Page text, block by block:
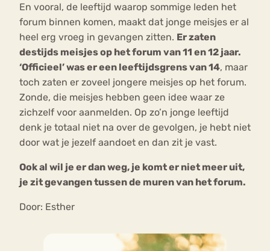
En vooral, de leeftijd waarop sommige leden het
forum binnen komen, maakt dat jonge meisjes er al
heel erg vroeg in gevangen zitten. Er zaten
destijds meisjes op het forum van 11 en 12 jaar.
‘Officieel’ was er een leeftijdsgrens van 14, maar
toch zaten er zoveel jongere meisjes op het forum.
Zonde, die meisjes hebben geen idee waar ze
zichzelf voor aanmelden. Op zo’n jonge leeftijd
denk je totaal niet na over de gevolgen, je hebt niet
door wat je jezelf aandoet en dan zit je vast.
Ook al wil je er dan weg, je komt er niet meer uit,
je zit gevangen tussen de muren van het forum.
Door: Esther